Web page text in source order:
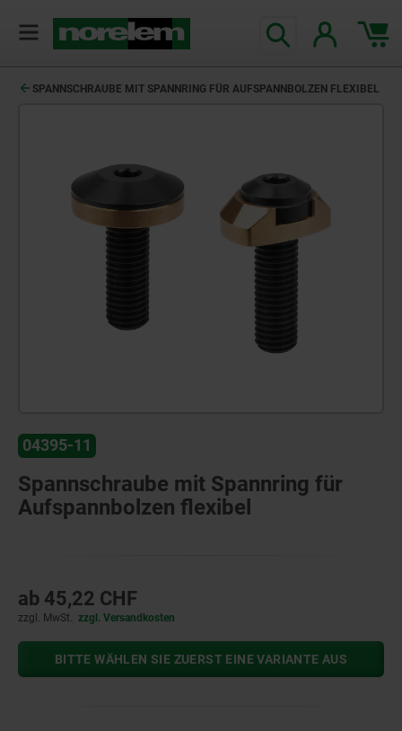
SPANNSCHRAUBE MIT SPANNRING FÜR AUFSPANNBOLZEN FLEXIBEL
04395-11
Spannschraube mit Spannring für
Aufspannbolzen flexibel
ab 45,22 CHF
zzgl. MwSt. zzgl. Versandkosten
BITTE WÄHLEN SIE ZUERST EINE VARIANTE AUS